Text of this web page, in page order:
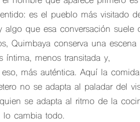
es el pueblo más visitado
algo que esa conversación suele
Quimbaya conserva una escena
íntima, menos transitada y,
más auténtica. Aquí la comida
no se adapta al paladar del
se adapta al ritmo de la
lo cambia todo.